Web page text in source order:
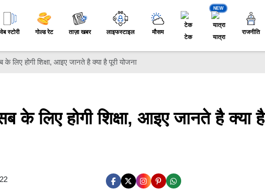
वेब स्टोरी गोल्ड रेट ताज़ा खबर लाइफस्टाइल मौसम
टेक
NEW
यात्रा
राजनीति
के लिए होगी शिक्षा, आइए जानते है क्या है पूरी योजना
के लिए होगी शिक्षा, आइए जानते है क्या है